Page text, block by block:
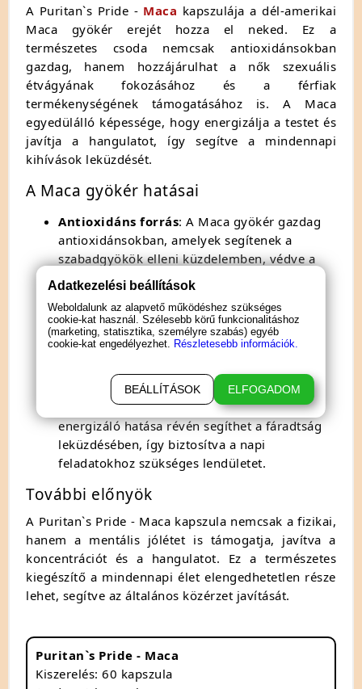
A Puritan`s Pride - Maca kapszulája a dél-amerikai
Maca gyökér erejét hozza el neked. Ez a
természetes csoda nemcsak antioxidánsokban
gazdag, hanem hozzájárulhat a nők szexuális
étvágyának fokozásához és a férfiak
termékenységének támogatásához is. A Maca
egyedülálló képessége, hogy energizálja a testet és
javítja a hangulatot, így segítve a mindennapi
kihívások leküzdését.
A Maca gyökér hatásai
Antioxidáns forrás: A Maca gyökér gazdag
antioxidánsokban, amelyek segítenek a
szabadgyökök elleni küzdelemben, védve a
sejteket a károsodástól és támogatva az
immunrendszert.
Szexuális egészség támogatása: A nők
esetében a Maca fokozhatja a szexuális
vágyat, míg a férfiaknál hozzájárulhat a
párkapcsolati harmónia fenntartását.
Energia és vitalitás: A Maca természetes
energizáló hatása révén segíthet a fáradtság
leküzdésében, így biztosítva a napi
feladatokhoz szükséges lendületet.
További előnyök
A Puritan`s Pride - Maca kapszula nemcsak a fizikai,
hanem a mentális jólétet is támogatja, javítva a
koncentrációt és a hangulatot. Ez a természetes
kiegészítő a mindennapi élet elengedhetetlen része
lehet, segítve az általános közérzet javítását.
Puritan`s Pride - Maca
Kiszerelés: 60 kapszula
Adatkezelési beállítások
Weboldalunk az alapvető működéshez szükséges
cookie-kat használ. Szélesebb körű funkcionalitáshoz
(marketing, statisztika, személyre szabás) egyéb
cookie-kat engedélyezhet. Részletesebb információk.
BEÁLLÍTÁSOK ELFOGADOM